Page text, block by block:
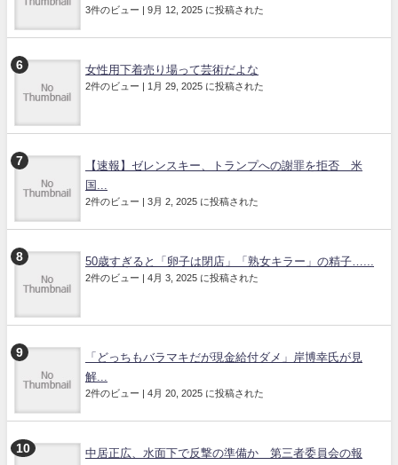
3件のビュー | 9月 12, 2025 に投稿された
女性用下着売り場って芸術だよな
2件のビュー | 1月 29, 2025 に投稿された
【速報】ゼレンスキー、トランプへの謝罪を拒否 米
国...
2件のビュー | 3月 2, 2025 に投稿された
50歳すぎると「卵子は閉店」「熟女キラー」の精子…...
2件のビュー | 4月 3, 2025 に投稿された
「どっちもバラマキだが現金給付ダメ」岸博幸氏が見
解...
2件のビュー | 4月 20, 2025 に投稿された
中居正広、水面下で反撃の準備か 第三者委員会の報